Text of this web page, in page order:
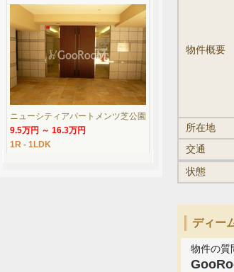
物件概要
所在地
交通
状態
ディー
物件の質
ニューシティアパートメンツ芝公園
9.5万円 ～ 16.3万円
1R - 1LDK